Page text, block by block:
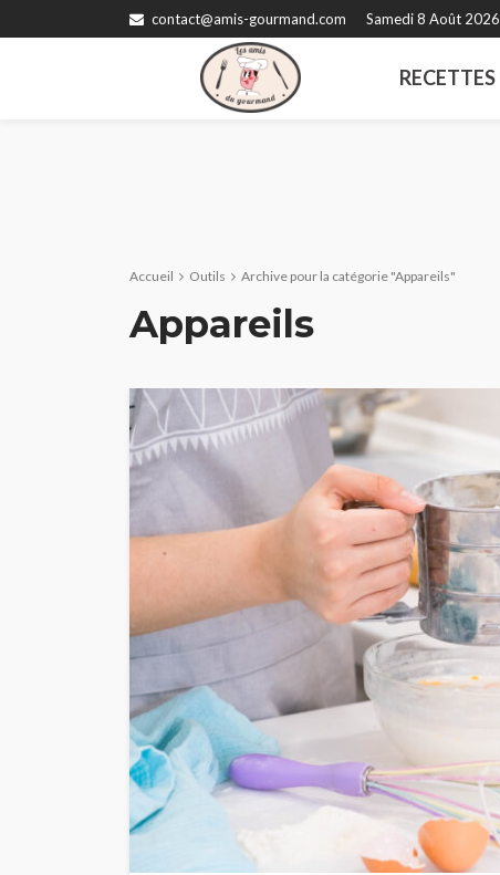
contact@amis-gourmand.com Samedi 8 Août 2026
RECETTES
Accueil Outils Archive pour la catégorie "Appareils"
Appareils